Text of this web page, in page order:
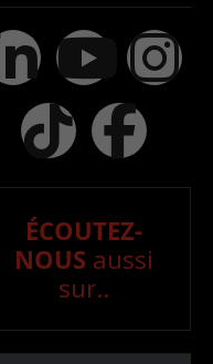
ÉCOUTEZ-
NOUS aussi
sur..